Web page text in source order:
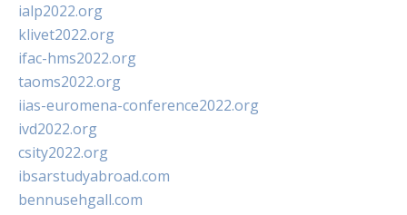
ialp2022.org
klivet2022.org
ifac-hms2022.org
taoms2022.org
iias-euromena-conference2022.org
ivd2022.org
csity2022.org
ibsarstudyabroad.com
bennusehgall.com